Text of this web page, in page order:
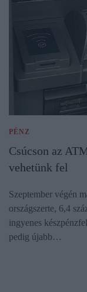
PÉNZ
Csúcson az
vehetünk fel
Szeptember végén
országszerte, 6,4
ingyenes
pedig újabb…